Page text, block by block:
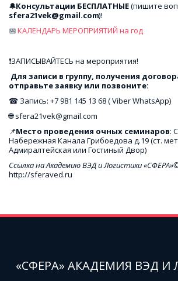
🔔Консультации БЕСПЛАТНЫЕ
sfera21vek@gmail.com)!
📅 КАЛЕНДАРЬ МЕРОПРИЯТИЙ на год
❗ЗАПИСЫВАЙТЕСЬ на мероприятия!
Для записи в группу, получения
отправьте заявку или позвоните:
☎ Запись: +7 981 145 13 68 ( Viber WhatsApp)
🌐 sfera21vek@gmail.com
📌Место проведения очных семинаров:
Набережная Канала Грибоедова д.19 (ст.
Адмиралтейская или Гостиный Двор)
Ссылка на Академию ВЭД и Логистики
http://sferaved.ru
«СФЕРА» АКАДЕМИЯ ВЭД И